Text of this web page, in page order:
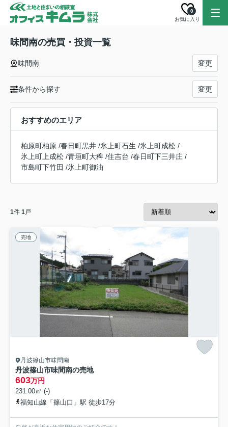
お気に入り
0
味間南の売買・投資一覧
味間南 変更
条件から探す 変更
おすすめのエリア
柏原町柏原 /春日町黒井 /氷上町石生 /氷上町成松 /
氷上町上成松 /青垣町大稗 /住吉台 /春日町下三井庄 /
市島町下竹田 /氷上町御油
1件 1戸
売地
丹波篠山市味間南
丹波篠山市味間南の売地
603万円
231.00㎡ (-)
福知山線「篠山口」駅 徒歩17分